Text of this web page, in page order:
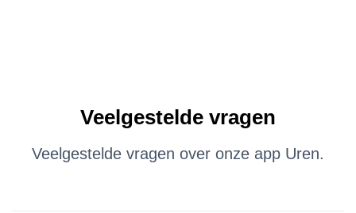
Veelgestelde vragen
Veelgestelde vragen over onze app Uren.